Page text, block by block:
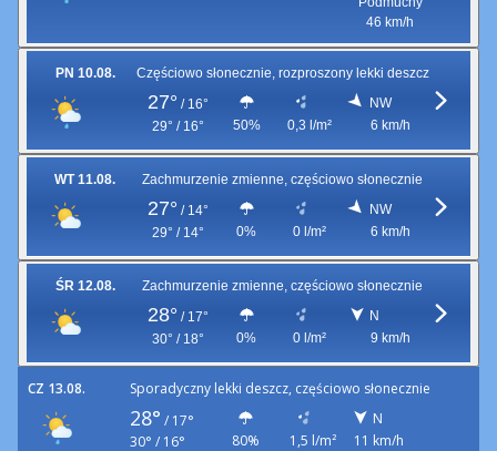
46 km/h
PN 10.08. Częściowo słonecznie, rozproszony lekki deszcz
27° / 16°
29° / 16°
50% 0,3 l/m²
NW
6 km/h
WT 11.08. Zachmurzenie zmienne, częściowo słonecznie
27° / 14°
29° / 14°
0% 0 l/m²
NW
6 km/h
ŚR 12.08. Zachmurzenie zmienne, częściowo słonecznie
28° / 17°
30° / 18°
0% 0 l/m²
N
9 km/h
CZ 13.08. Sporadyczny lekki deszcz, częściowo słonecznie
28° / 17°
30° / 16°
80% 1,5 l/m²
N
11 km/h